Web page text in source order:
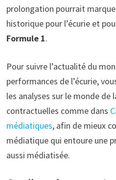
prolongation pourrait
historique pour l’écurie et
Formule 1.
Pour suivre l’actualité du
performances de l’écurie,
les analyses sur le monde de
contractuelles comme dans
médiatiques, afin de mieux
médiatique qui entoure une
aussi médiatisée.